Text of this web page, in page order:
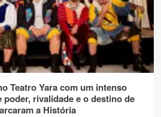
Teatro Yara com um intenso
rivalidade e o destino de
a História